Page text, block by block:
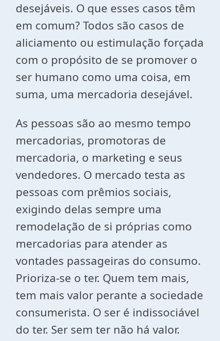
desejáveis. O que esses casos têm
em comum? Todos são casos de
aliciamento ou estimulação forçada
com o propósito de se promover o
ser humano como uma coisa, em
suma, uma mercadoria desejável.
As pessoas são ao mesmo tempo
mercadorias, promotoras de
mercadoria, o marketing e seus
vendedores. O mercado testa as
pessoas com prêmios sociais,
exigindo delas sempre uma
remodelação de si próprias como
mercadorias para atender as
vontades passageiras do consumo.
Prioriza-se o ter. Quem tem mais,
tem mais valor perante a sociedade
consumerista. O ser é indissociável
do ter. Ser sem ter não há valor.